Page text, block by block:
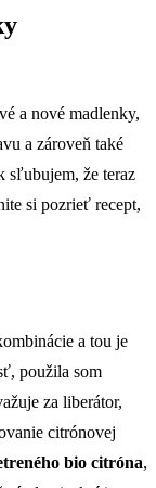
a nové madlenky,
a zároveň také
sľubujem, že teraz
si pozrieť recept,
a tou je
použila som
za liberátor,
citrónovej
bio citróna,